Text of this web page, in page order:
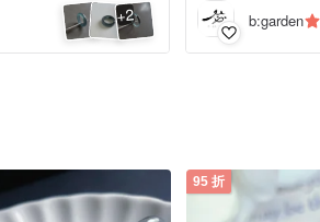
+2 b:garden
95 折